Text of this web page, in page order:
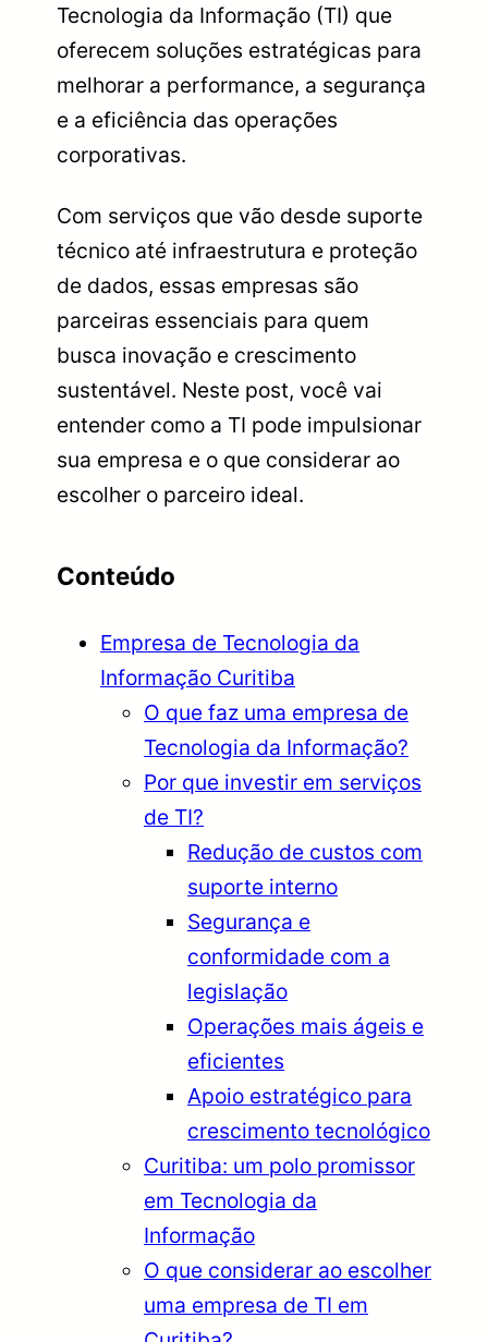
Tecnologia da Informação (TI) que
oferecem soluções estratégicas para
melhorar a performance, a segurança
e a eficiência das operações
corporativas.
Com serviços que vão desde suporte
técnico até infraestrutura e proteção
de dados, essas empresas são
parceiras essenciais para quem
busca inovação e crescimento
sustentável. Neste post, você vai
entender como a TI pode impulsionar
sua empresa e o que considerar ao
escolher o parceiro ideal.
Conteúdo
Empresa de Tecnologia da
Informação Curitiba
O que faz uma empresa de
Tecnologia da Informação?
Por que investir em serviços
de TI?
Redução de custos com
suporte interno
Segurança e
conformidade com a
legislação
Operações mais ágeis e
eficientes
Apoio estratégico para
crescimento tecnológico
Curitiba: um polo promissor
em Tecnologia da
Informação
O que considerar ao escolher
uma empresa de TI em